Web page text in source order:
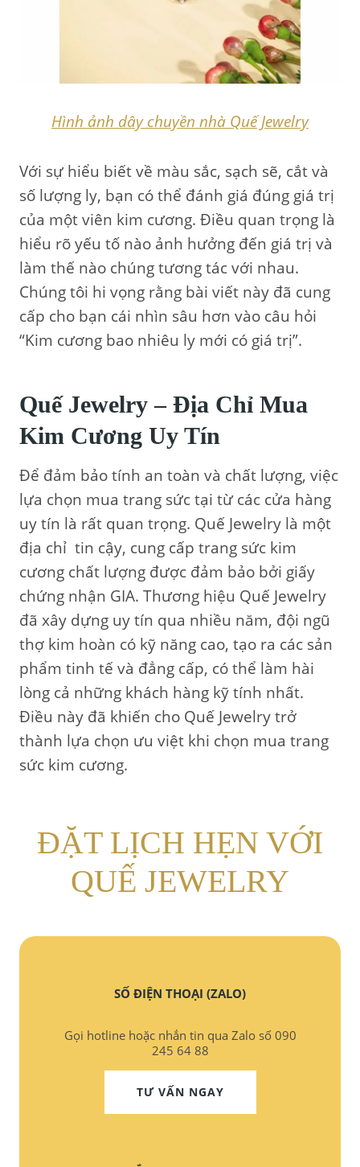
Hình ảnh dây chuyền nhà Quế Jewelry
Với sự hiểu biết về màu sắc, sạch sẽ, cắt và
số lượng ly, bạn có thể đánh giá đúng giá trị
của một viên kim cương. Điều quan trọng là
hiểu rõ yếu tố nào ảnh hưởng đến giá trị và
làm thế nào chúng tương tác với nhau.
Chúng tôi hi vọng rằng bài viết này đã cung
cấp cho bạn cái nhìn sâu hơn vào câu hỏi
“Kim cương bao nhiêu ly mới có giá trị”.
Quế Jewelry – Địa Chỉ Mua
Kim Cương Uy Tín
Để đảm bảo tính an toàn và chất lượng, việc
lựa chọn mua trang sức tại từ các cửa hàng
uy tín là rất quan trọng. Quế Jewelry là một
địa chỉ tin cậy, cung cấp trang sức kim
cương chất lượng được đảm bảo bởi giấy
chứng nhận GIA. Thương hiệu Quế Jewelry
đã xây dựng uy tín qua nhiều năm, đội ngũ
thợ kim hoàn có kỹ năng cao, tạo ra các sản
phẩm tinh tế và đẳng cấp, có thể làm hài
lòng cả những khách hàng kỹ tính nhất.
Điều này đã khiến cho Quế Jewelry trở
thành lựa chọn ưu việt khi chọn mua trang
sức kim cương.
ĐẶT LỊCH HẸN VỚI
QUẾ JEWELRY
SỐ ĐIỆN THOẠI (ZALO)
Gọi hotline hoặc nhắn tin qua Zalo số 090
245 64 88
TƯ VẤN NGAY